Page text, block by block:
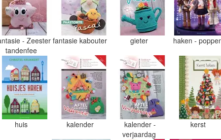
- Zeester
tandenfee
fantasie kabouter gieter haken -
huis kalender
kalender -
verjaardag
kerst